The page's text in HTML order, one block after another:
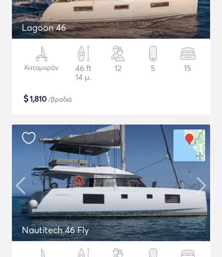
Lagoon 46
Καταμαράν
46 ft
14 μ.
12 5 15
$1,810 /βραδιά
Nautitech 46 Fly